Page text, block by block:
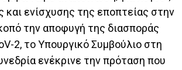
και ενίσχυσης της εποπτείας στην
την αποφυγή της διασποράς
2, το Υπουργικό Συμβούλιο στη
ενέκρινε την πρόταση που